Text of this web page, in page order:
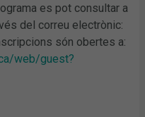
es pot consultar a
del correu electrònic:
són obertes a:
web/guest?